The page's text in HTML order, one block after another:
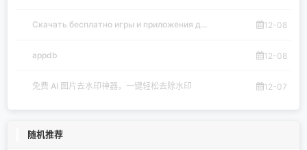
Скачать бесплатно игры и приложения д... 12-08
appdb 12-08
免费 AI 图片去水印神器，一键轻松去除水印 12-07
随机推荐